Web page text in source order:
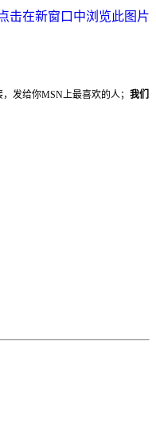
发给你MSN上最喜欢的人； 我们